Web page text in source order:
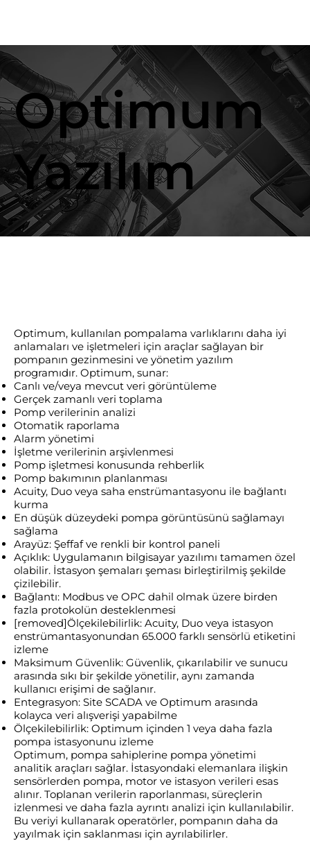
Optimum
Yazılım
Optimum, kullanılan pompalama varlıklarını daha iyi
anlamaları ve işletmeleri için araçlar sağlayan bir
pompanın gezinmesini ve yönetim yazılım
programıdır. Optimum, sunar:
Canlı ve/veya mevcut veri görüntüleme
Gerçek zamanlı veri toplama
Pomp verilerinin analizi
Otomatik raporlama
Alarm yönetimi
İşletme verilerinin arşivlenmesi
Pomp işletmesi konusunda rehberlik
Pomp bakımının planlanması
Acuity, Duo veya saha enstrümantasyonu ile bağlantı
kurma
En düşük düzeydeki pompa görüntüsünü sağlamayı
sağlama
Arayüz: Şeffaf ve renkli bir kontrol paneli
Açıklık: Uygulamanın bilgisayar yazılımı tamamen özel
olabilir. İstasyon şemaları şeması birleştirilmiş şekilde
çizilebilir.
Bağlantı: Modbus ve OPC dahil olmak üzere birden
fazla protokolün desteklenmesi
[removed]Ölçekilebilirlik: Acuity, Duo veya istasyon
enstrümantasyonundan 65.000 farklı sensörlü etiketini
izleme
Maksimum Güvenlik: Güvenlik, çıkarılabilir ve sunucu
arasında sıkı bir şekilde yönetilir, aynı zamanda
kullanıcı erişimi de sağlanır.
Entegrasyon: Site SCADA ve Optimum arasında
kolayca veri alışverişi yapabilme
Ölçekilebilirlik: Optimum içinden 1 veya daha fazla
pompa istasyonunu izleme
Optimum, pompa sahiplerine pompa yönetimi
analitik araçları sağlar. İstasyondaki elemanlara ilişkin
sensörlerden pompa, motor ve istasyon verileri esas
alınır. Toplanan verilerin raporlanması, süreçlerin
izlenmesi ve daha fazla ayrıntı analizi için kullanılabilir.
Bu veriyi kullanarak operatörler, pompanın daha da
yayılmak için saklanması için ayrılabilirler.